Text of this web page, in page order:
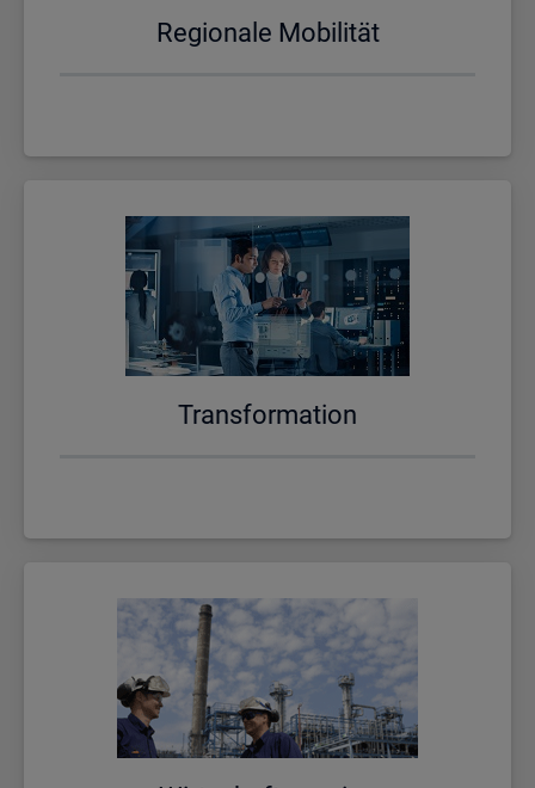
Re­gio­na­le Mo­bi­li­tät
Trans­for­ma­ti­on